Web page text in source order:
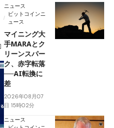
ニュース
ビットコインニ
ュース
マイニング大
手MARAとク
リーンスパー
ク、赤字転落
──AI転換に
差
2026年08月07
日 15時02分
ニュース